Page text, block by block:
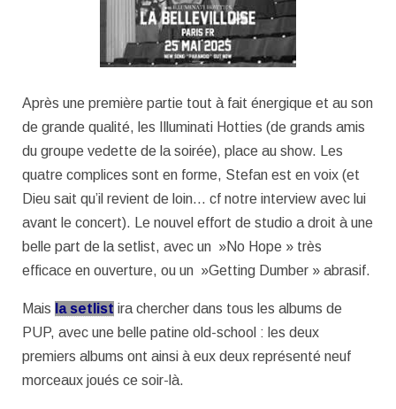
Après une première partie tout à fait énergique et au son
de grande qualité, les Illuminati Hotties (de grands amis
du groupe vedette de la soirée), place au show. Les
quatre complices sont en forme, Stefan est en voix (et
Dieu sait qu’il revient de loin… cf notre interview avec lui
avant le concert). Le nouvel effort de studio a droit à une
belle part de la setlist, avec un »No Hope » très
efficace en ouverture, ou un »Getting Dumber » abrasif.
Mais la setlist ira chercher dans tous les albums de
PUP, avec une belle patine old-school : les deux
premiers albums ont ainsi à eux deux représenté neuf
morceaux joués ce soir-là.